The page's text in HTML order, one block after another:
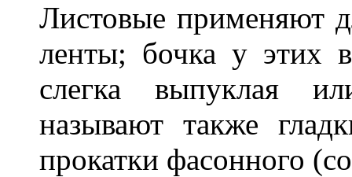
Листовые применяют
ленты; бочка у этих
слегка выпуклая
называют также
прокатки фасонного